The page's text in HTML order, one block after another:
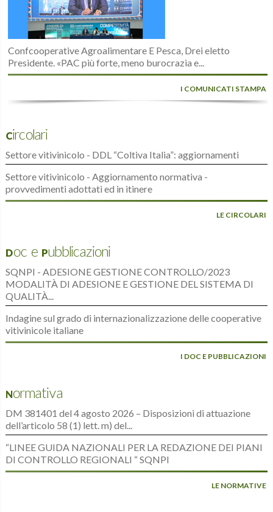
Confcooperative Agroalimentare E Pesca, Drei eletto
Presidente. «PAC più forte, meno burocrazia e...
I COMUNICATI STAMPA
Circolari
Settore vitivinicolo - DDL “Coltiva Italia”: aggiornamenti
Settore vitivinicolo - Aggiornamento normativa -
provvedimenti adottati ed in itinere
LE CIRCOLARI
Doc e Pubblicazioni
SQNPI - ADESIONE GESTIONE CONTROLLO/2023
MODALITÀ DI ADESIONE E GESTIONE DEL SISTEMA DI
QUALITÀ...
Indagine sul grado di internazionalizzazione delle cooperative
vitivinicole italiane
I DOC E PUBBLICAZIONI
Normativa
DM 381401 del 4 agosto 2026 – Disposizioni di attuazione
dell’articolo 58 (1) lett. m) del...
“LINEE GUIDA NAZIONALI PER LA REDAZIONE DEI PIANI
DI CONTROLLO REGIONALI “ SQNPI
LE NORMATIVE